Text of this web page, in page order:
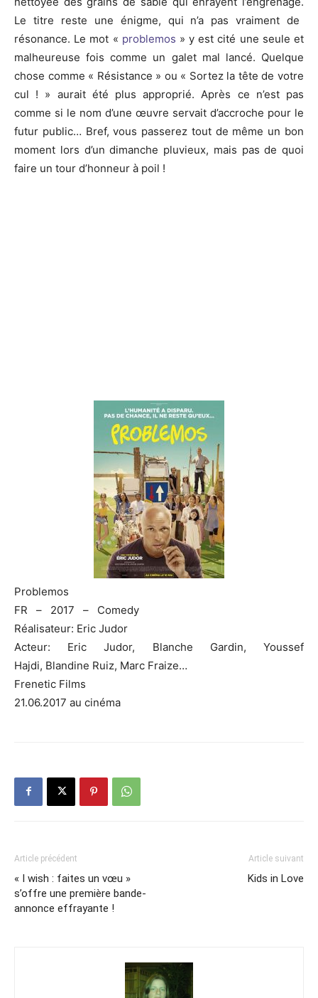
Le titre reste une énigme, qui n’a pas vraiment de
résonance. Le mot « problemos » y est cité une seule et
malheureuse fois comme un galet mal lancé. Quelque
chose comme « Résistance » ou « Sortezla tête de votre
cul ! » auraitété plus approprié. Après ce n’est pas
comme si le nom d’une œuvre servait d’accroche pour le
futur public… Bref, vous passerez tout de même un bon
moment lors d’un dimanche pluvieux, mais pas de quoi
faire un tour d’honneur à poil !
Problemos
FR – 2017 – Comedy
Réalisateur: Eric Judor
Acteur: Eric Judor, Blanche Gardin, Youssef
Hajdi, Blandine Ruiz, Marc Fraize…
Frenetic Films
21.06.2017 au cinéma
Article précédent
« I wish : faites un vœu »
s’offre une première bande-
annonce effrayante !
Article suivant
Kids in Love